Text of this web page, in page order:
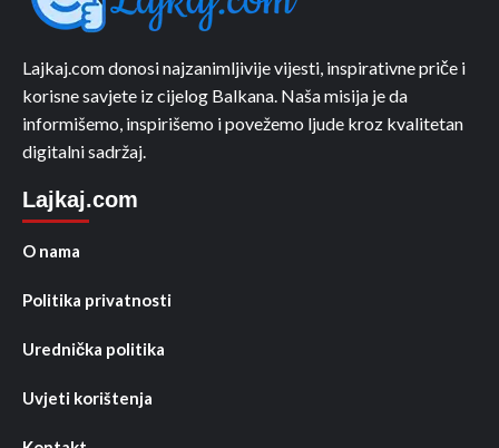
Lajkaj.com donosi najzanimljivije vijesti, inspirativne priče i
korisne savjete iz cijelog Balkana. Naša misija je da
informišemo, inspirišemo i povežemo ljude kroz kvalitetan
digitalni sadržaj.
Lajkaj.com
O nama
Politika privatnosti
Urednička politika
Uvjeti korištenja